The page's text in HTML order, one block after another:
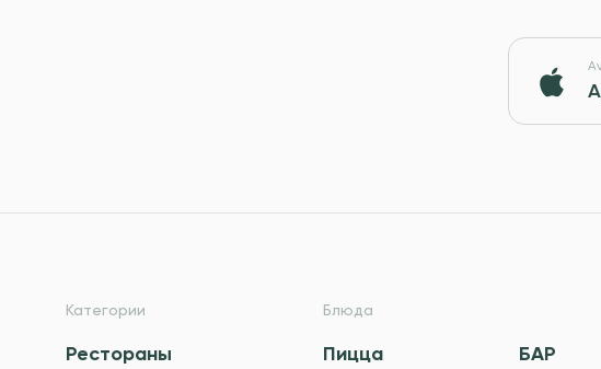
Категории
Рестораны
Блюда
Пицца
БАР